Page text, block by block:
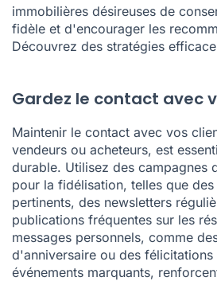
immobilières désireuses de
fidèle et d'encourager les
Découvrez des stratégies
Gardez le contact avec
Maintenir le contact avec vos
vendeurs ou acheteurs, est
durable. Utilisez des campagnes
pour la fidélisation, telles que
pertinents, des newsletters
publications fréquentes sur les
messages personnels, comme
d'anniversaire ou des félicitations
événements marquants,